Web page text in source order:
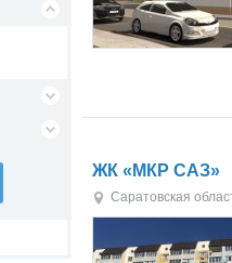
ЖК «МКР САЗ»
Саратовская